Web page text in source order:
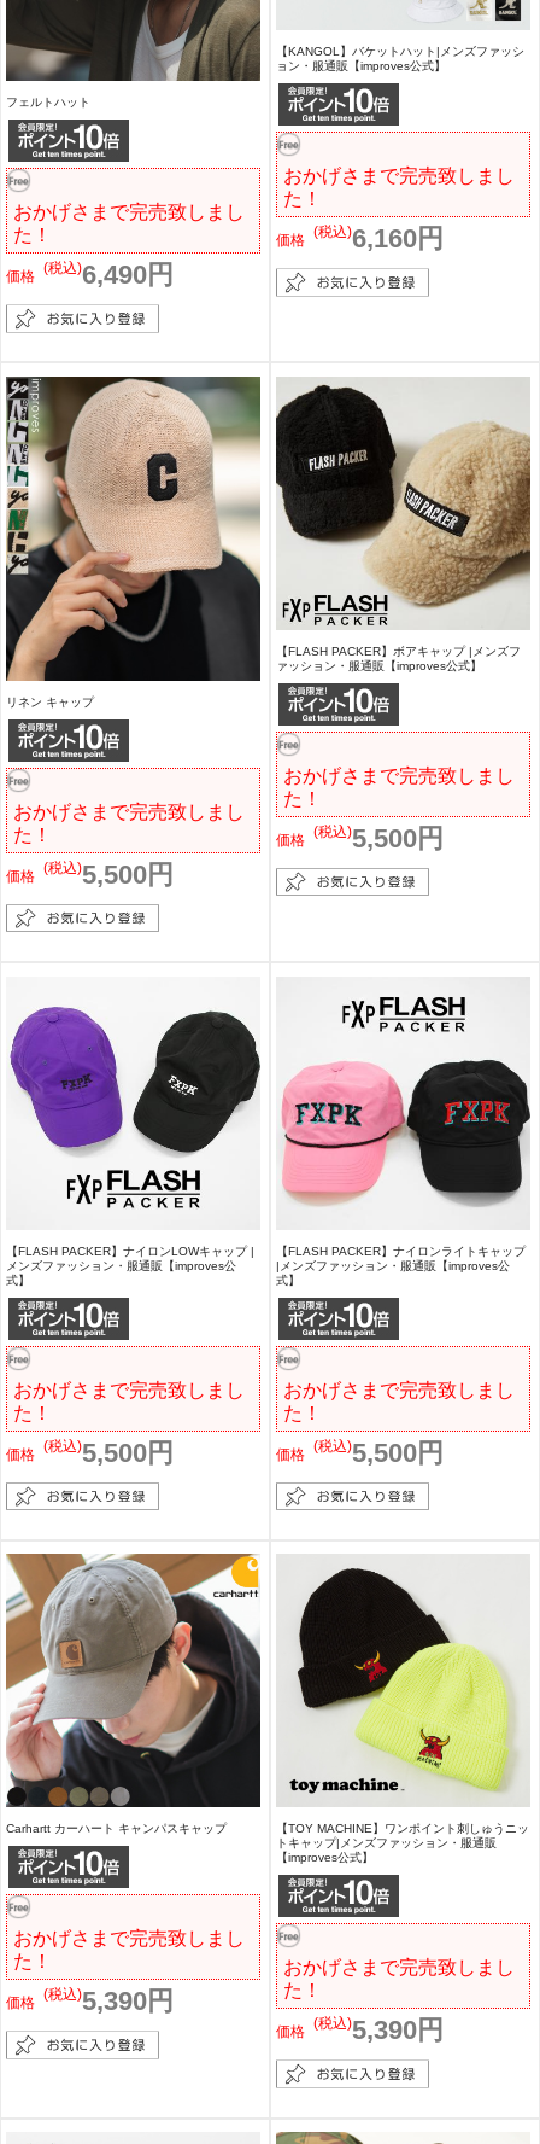
フェルトハット
おかげさまで完売致しまし
た！
価格 6,490円
(税込)
【KANGOL】バケットハット|メンズファッシ
ョン・服通販【improves公式】
おかげさまで完売致しまし
た！
価格 6,160円
(税込)
リネン キャップ
おかげさまで完売致しまし
た！
価格 5,500円
(税込)
【FLASH PACKER】ボアキャップ |メンズフ
ァッション・服通販【improves公式】
おかげさまで完売致しまし
た！
価格 5,500円
(税込)
【FLASH PACKER】ナイロンLOWキャップ |
メンズファッション・服通販【improves公
式】
おかげさまで完売致しまし
た！
価格 5,500円
(税込)
【FLASH PACKER】ナイロンライトキャップ
|メンズファッション・服通販【improves公
式】
おかげさまで完売致しまし
た！
価格 5,500円
(税込)
Carhartt カーハート キャンパスキャップ
おかげさまで完売致しまし
た！
価格 5,390円
(税込)
【TOY MACHINE】ワンポイント刺しゅうニッ
トキャップ|メンズファッション・服通販
【improves公式】
おかげさまで完売致しまし
た！
価格 5,390円
(税込)